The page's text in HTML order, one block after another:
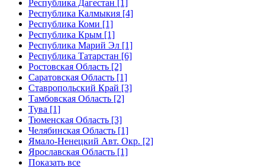
Республика Дагестан [1]
Республика Калмыкия [4]
Республика Коми [1]
Республика Крым [1]
Республика Марий Эл [1]
Республика Татарстан [6]
Ростовская Область [2]
Саратовская Область [1]
Ставропольский Край [3]
Тамбовская Область [2]
Тува [1]
Тюменская Область [3]
Челябинская Область [1]
Ямало-Ненецкий Авт. Окр. [2]
Ярославская Область [1]
Показать все